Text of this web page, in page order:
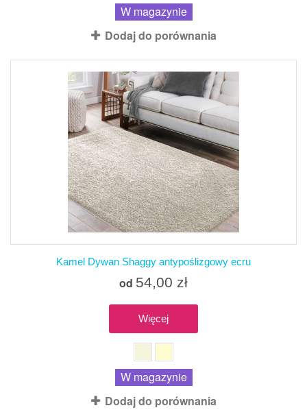
W magazynie
Dodaj do porównania
Kamel Dywan Shaggy antypoślizgowy ecru
od 54,00 zł
Więcej
W magazynie
Dodaj do porównania